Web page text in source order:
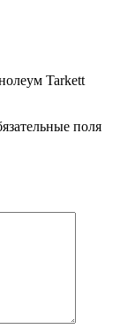
Tarkett
поля